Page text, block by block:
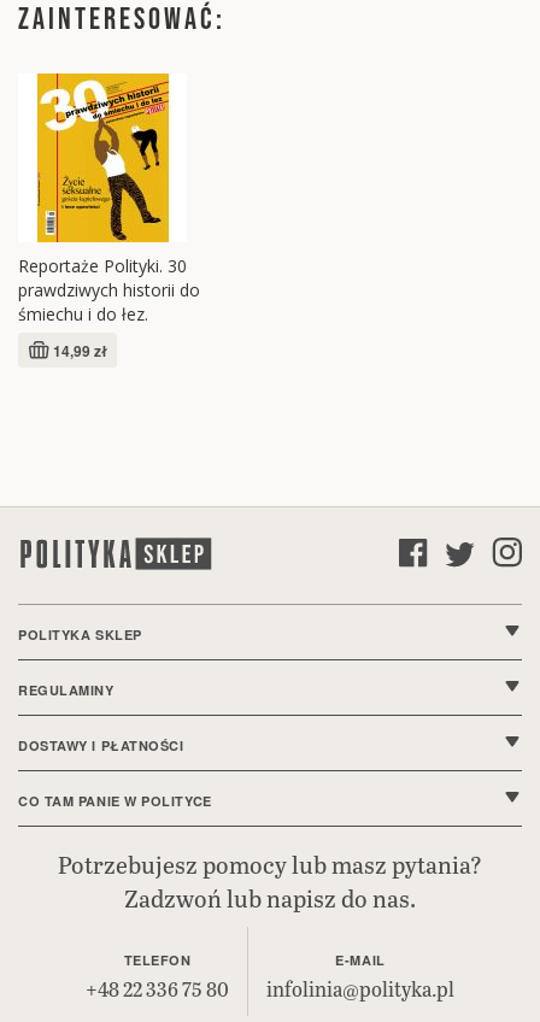
ZAINTERESOWAĆ:
Reportaże Polityki. 30
prawdziwych historii do
śmiechu i do łez.
14,99 zł
Potrzebujesz pomocy lub masz pytania?
Zadzwoń lub napisz do nas.
TELEFON
+48 22 336 75 80
E-MAIL
infolinia@polityka.pl
POLITYKA SKLEP
REGULAMINY
Regulamin sklepu
Polityka prywatności
Deklaracja dostępności
Bezpieczeństwo produktów (GPSR)
DOSTAWY I PŁATNOŚCI
Wysyłki i dostawy
Sposoby płatności
Reklamacje i zwroty
CO TAM PANIE W POLITYCE
Bieżące wydanie
Polityka.pl
Prenumerata cyfrowa